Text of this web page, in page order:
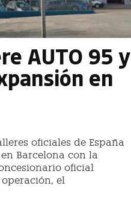
AUTO 95 y
en
oficiales de España
Barcelona con la
oficial
el